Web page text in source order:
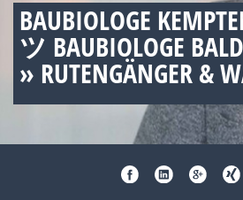
BAUBIOLOGE
ツ BAUBIOLOGE
» RUTENGÄNGER &